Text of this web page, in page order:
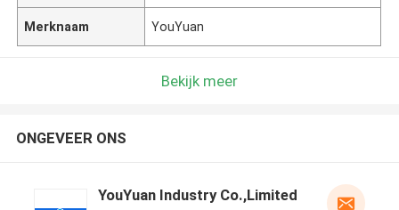
Merknaam YouYuan
Bekijk meer
ONGEVEER ONS
YouYuan Industry Co.,Limited